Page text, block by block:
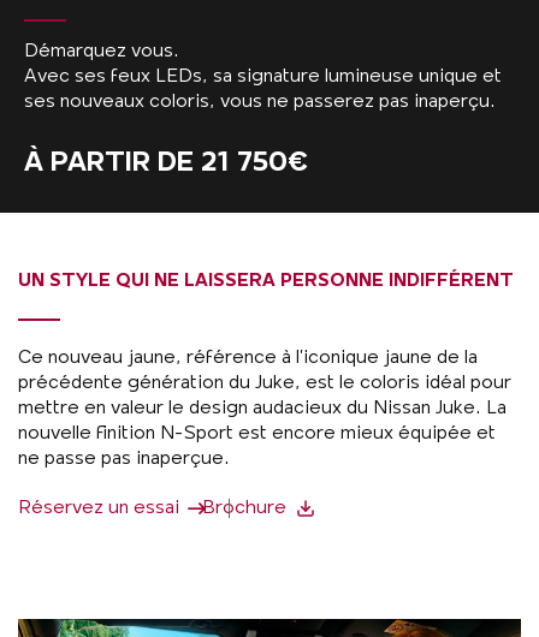
Démarquez vous.
Avec ses feux LEDs, sa signature lumineuse unique et
ses nouveaux coloris, vous ne passerez pas inaperçu.
À PARTIR DE 21 750€
UN STYLE QUI NE LAISSERA PERSONNE INDIFFÉRENT
Ce nouveau jaune, référence à l’iconique jaune de la
précédente génération du Juke, est le coloris idéal pour
mettre en valeur le design audacieux du Nissan Juke. La
nouvelle finition N-Sport est encore mieux équipée et
ne passe pas inaperçue.
Réservez un essai Brochure